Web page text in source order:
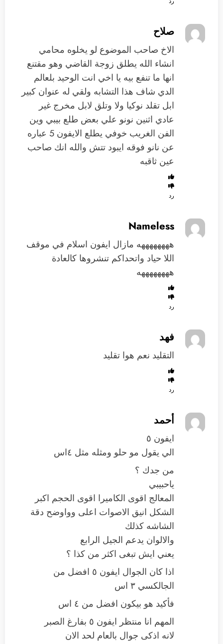
صلاح
الاخ صاحب الموضوع لو يخلوه محامي
انشاء الله يطلق زوجة القاضي وهو مقتنع
انها ما تنفع بيه يا اخي انت الوحيد بلعالم
الدي شاف هذا التشابه ولقي له عنوان كبير
ابل تقلد نوكيا ولا وتلق لابل مخرج غير
عادي اثنين نونو علي بعض طلع بيبي وين
الفن الغريب خوفي يطلع الايفون 5 عباره
عن نانو فوقه ايبود تتش والله انك صاحب
عين ثاقبه
رد
Nameless
ههههههههه مازال ايفون اسلام في موقف
اللا حياد واتحداكم تنشروها كالعادة
ههههههههه
رد
فهد
التقليد نعم هوا تقليد
رد
أحمد
ايفون ٥
الي يقول مو حلو ومثله مثل ٤اس
من جدك ؟
ياحبيبي
المعالج اقوى الكاميرا اقوى الحجم اكبر
الشكل انيق الاصوات اعلى وواوضح دقة
الشاشه كذلك
والالوان يدعم الجيل الرابع
يعني ايش تبغى اكثر من كذا ؟
اذا كان الجوال ايفون ٥ افضل من
الجالكسي ٣ اس
فأكيد هو بيكون افضل من ٤ اس
المهم انا منتظر ايفون ٥ بفارغ الصبر
لانه اذكى جوال بالعام لحد الان